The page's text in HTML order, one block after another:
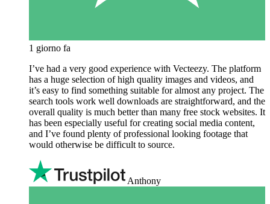
1 giorno fa
I’ve had a very good experience with Vecteezy. The platform
has a huge selection of high quality images and videos, and
it’s easy to find something suitable for almost any project. The
search tools work well downloads are straightforward, and the
overall quality is much better than many free stock websites. It
has been especially useful for creating social media content,
and I’ve found plenty of professional looking footage that
would otherwise be difficult to source.
Anthony